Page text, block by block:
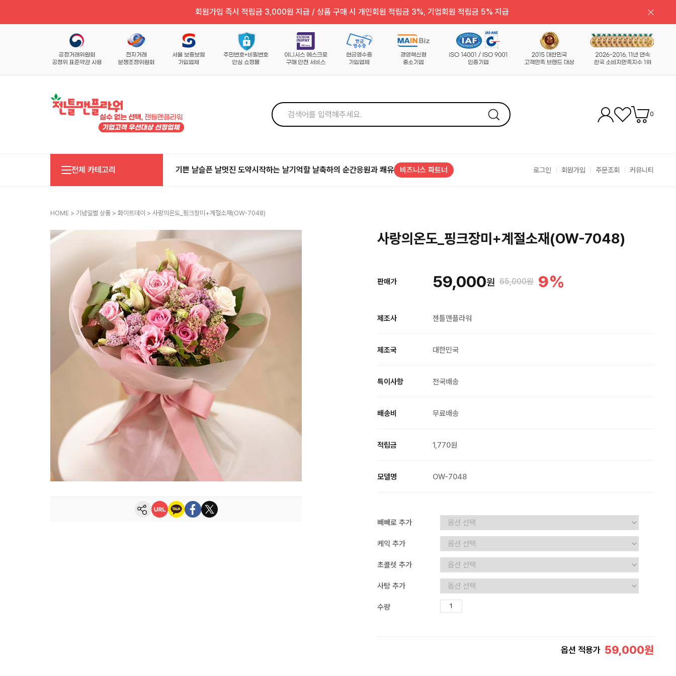
회원가입 즉시 적립금 3,000원 지급 / 상품 구매 시 개인회원 적립금 3%, 기업회원 적립금 5% 지급
0
전체 카테고리 기쁜 날슬픈 날멋진 도약시작하는 날기억할 날축하의 순간응원과 쾌유 비즈니스 파트너 로그인 회원가입 주문조회 커뮤니티
HOME > 기념일별 상품 > 화이트데이 > 사랑의온도_핑크장미+계절소재(OW-7048)
사랑의온도_핑크장미+계절소재(OW-7048)
판매가 59,000원 65,000원 9%
제조사 젠틀맨플라워
제조국 대한민국
특이사항 전국배송
배송비 무료배송
적립금 1,770원
모델명 OW-7048
빼빼로 추가
케익 추가
초콜렛 추가
사탕 추가
수량
옵션 적용가 59,000원